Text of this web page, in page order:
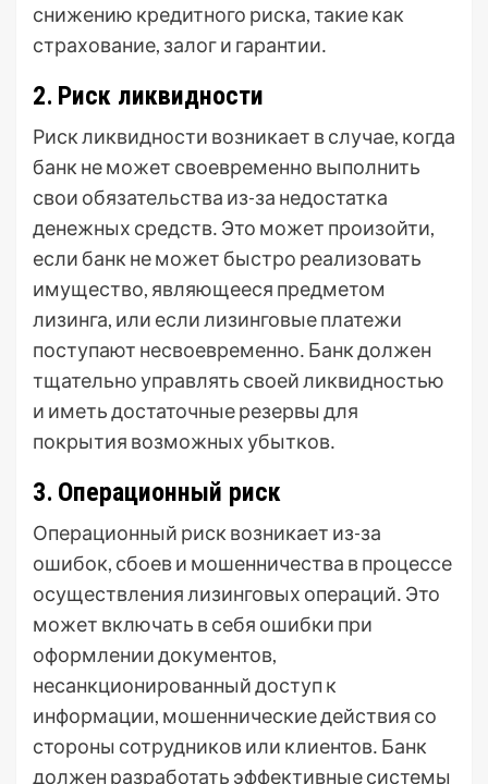
снижению кредитного риска, такие как
страхование, залог и гарантии․
2․ Риск ликвидности
Риск ликвидности возникает в случае, когда
банк не может своевременно выполнить
свои обязательства из-за недостатка
денежных средств․ Это может произойти,
если банк не может быстро реализовать
имущество, являющееся предметом
лизинга, или если лизинговые платежи
поступают несвоевременно․ Банк должен
тщательно управлять своей ликвидностью
и иметь достаточные резервы для
покрытия возможных убытков․
3․ Операционный риск
Операционный риск возникает из-за
ошибок, сбоев и мошенничества в процессе
осуществления лизинговых операций․ Это
может включать в себя ошибки при
оформлении документов,
несанкционированный доступ к
информации, мошеннические действия со
стороны сотрудников или клиентов․ Банк
должен разработать эффективные системы